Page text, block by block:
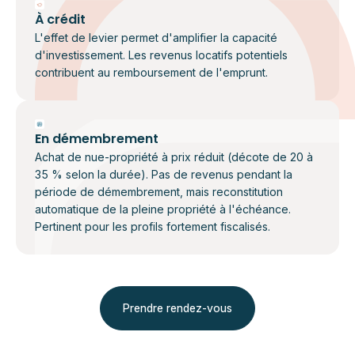
À crédit
L'effet de levier permet d'amplifier la capacité
d'investissement. Les revenus locatifs potentiels
contribuent au remboursement de l'emprunt.
En démembrement
Achat de nue-propriété à prix réduit (décote de 20 à
35 % selon la durée). Pas de revenus pendant la
période de démembrement, mais reconstitution
automatique de la pleine propriété à l'échéance.
Pertinent pour les profils fortement fiscalisés.
Prendre rendez-vous